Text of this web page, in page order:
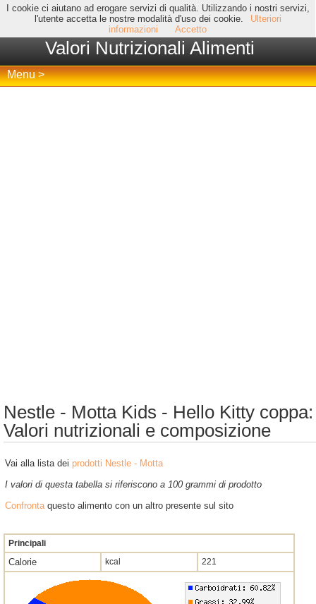
I cookie ci aiutano ad erogare servizi di qualità. Utilizzando i nostri servizi,
l'utente accetta le nostre modalità d'uso dei cookie.
Ulteriori
informazioni
Accetto
Valori Nutrizionali Alimenti
Menu >
Nestle - Motta Kids - Hello Kitty coppa:
Valori nutrizionali e composizione
Vai alla lista dei prodotti Nestle - Motta
I valori di questa tabella si riferiscono a 100 grammi di prodotto
Confrontaquesto alimento con un altro presente sul sito
Principali
Calorie kcal 221